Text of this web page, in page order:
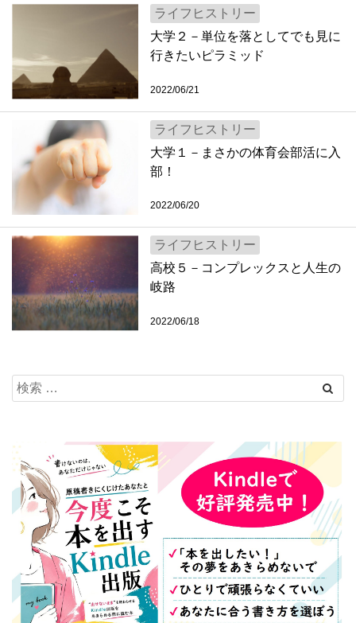
ライフヒストリー
2022/06/21
大学２－単位を落としてでも見に
行きたいピラミッド
ライフヒストリー
2022/06/20
大学１－まさかの体育会部活に入
部！
ライフヒストリー
2022/06/18
高校５－コンプレックスと人生の
岐路